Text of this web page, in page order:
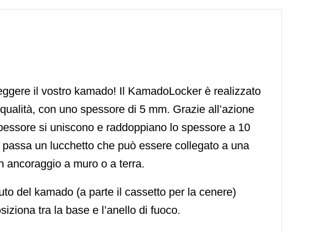
il vostro kamado! Il KamadoLocker è realizzato
con uno spessore di 5 mm. Grazie all’azione
si uniscono e raddoppiano lo spessore a 10
un lucchetto che può essere collegato a una
ancoraggio a muro o a terra.
del kamado (a parte il cassetto per la cenere)
tra la base e l’anello di fuoco.